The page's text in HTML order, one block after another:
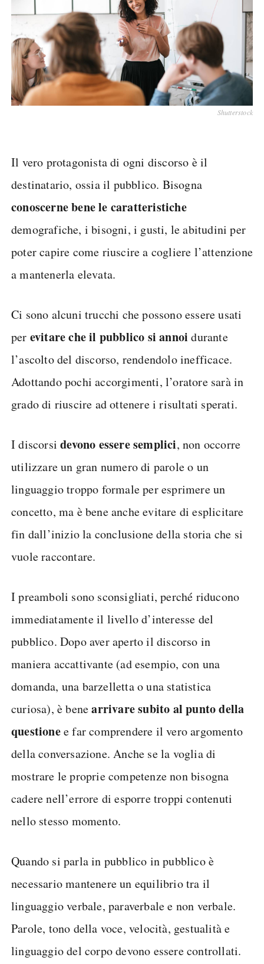
Shutterstock
Il vero protagonista di ogni discorso è il
destinatario, ossia il pubblico. Bisogna
conoscerne bene le caratteristiche
demografiche, i bisogni, i gusti, le abitudini per
poter capire come riuscire a cogliere l’attenzione
a mantenerla elevata.
Ci sono alcuni trucchi che possono essere usati
per evitare che il pubblico si annoi durante
l’ascolto del discorso, rendendolo inefficace.
Adottando pochi accorgimenti, l’oratore sarà in
grado di riuscire ad ottenere i risultati sperati.
I discorsidevono essere semplici, non occorre
utilizzare un gran numero di parole o un
linguaggio troppo formale per esprimere un
concetto, ma è bene anche evitare di esplicitare
fin dall’inizio la conclusione della storia che si
vuole raccontare.
I preamboli sono sconsigliati, perché riducono
immediatamente il livello d’interesse del
pubblico. Dopo aver aperto il discorso in
maniera accattivante (ad esempio, con una
domanda, una barzelletta o una statistica
curiosa), è benearrivare subito al punto della
questionee far comprendere il vero argomento
della conversazione. Anche se la voglia di
mostrare le proprie competenze non bisogna
cadere nell’errore di esporre troppi contenuti
nello stesso momento.
Quando si parla in pubblico in pubblico è
necessario mantenere un equilibrio tra il
linguaggio verbale, paraverbale e non verbale.
Parole, tono della voce, velocità, gestualità e
linguaggio del corpo devono essere controllati.